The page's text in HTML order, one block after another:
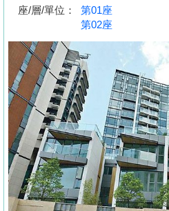
客
地
產
新
聞
數
據
公
佈
座/層/單位：
第01座
第02座